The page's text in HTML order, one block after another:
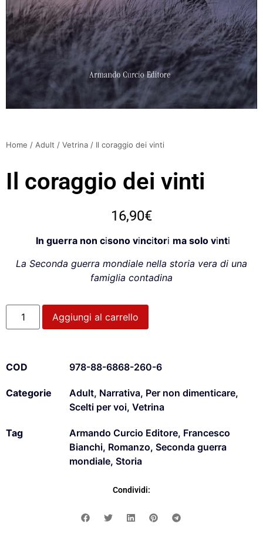
Home / Adult / Vetrina / Il coraggio dei vinti
Il coraggio dei vinti
16,90€
In guerra non cisono vincitori ma solo vinti
La Seconda guerra mondiale nella storia vera di una
famiglia contadina
Aggiungi al carrello
COD 978-88-6868-260-6
Categorie Adult, Narrativa, Per non dimenticare,
Scelti per voi, Vetrina
Tag Armando Curcio Editore, Francesco
Bianchi, Romanzo, Seconda guerra
mondiale, Storia
Condividi: